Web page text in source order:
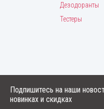
Дезодоранты
Тестеры
Подпишитесь на наши
новинках и скидках